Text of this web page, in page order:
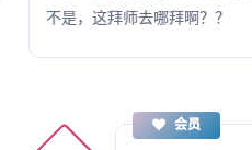
不是，这拜师去哪拜啊？？
会员